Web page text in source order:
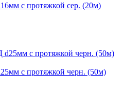
с протяжкой сер. (20м)
с протяжкой черн. (50м)